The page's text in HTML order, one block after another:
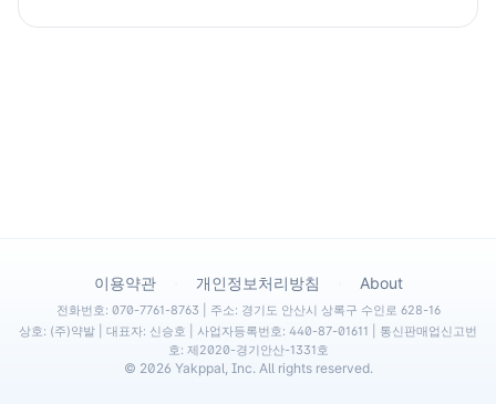
이용약관 개인정보처리방침 About
전화번호: 070-7761-8763 | 주소: 경기도 안산시 상록구 수인로 628-16
상호: (주)약발 | 대표자: 신승호 | 사업자등록번호: 440-87-01611 | 통신판매업신고번
호: 제2020-경기안산-1331호
© 2026 Yakppal, Inc. All rights reserved.